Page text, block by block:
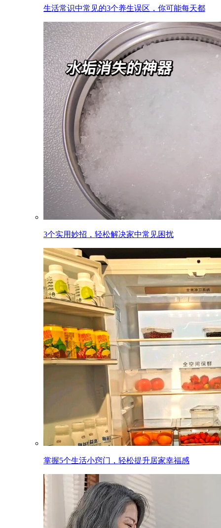
生活常识中常见的3个养生误区，你可能每天都
3个实用妙招，轻松解决家中常见困扰
掌握5个生活小窍门，轻松提升居家幸福感